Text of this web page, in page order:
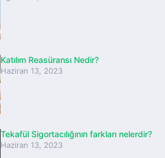
Katılım Reasüransı Nedir?
Haziran 13, 2023
Tekafül Sigortacılığının farkları nelerdir?
Haziran 13, 2023